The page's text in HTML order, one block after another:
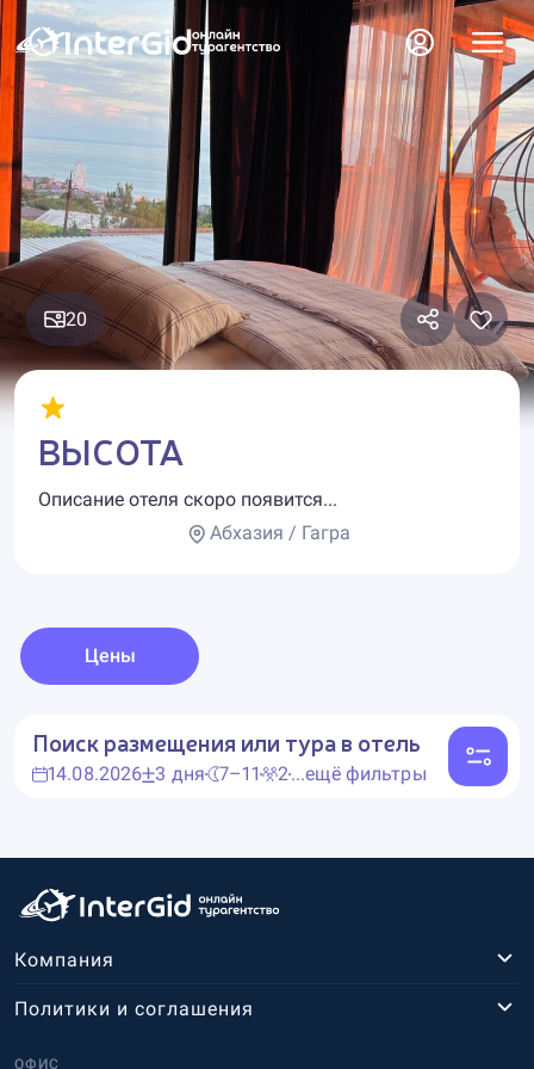
20
ВЫСОТА
Описание отеля скоро появится...
Абхазия / Гагра
Цены
Поиск размещения или тура в отель
14.08.2026 3 дня 7–11 2...ещё фильтры
Компания
ОФИС
Политики и соглашения